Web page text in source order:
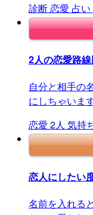
診断恋愛 占い
2人の恋愛路
自分と相手の
にしちゃいま
恋愛 2人 気持
恋人にしたい
名前を入れる